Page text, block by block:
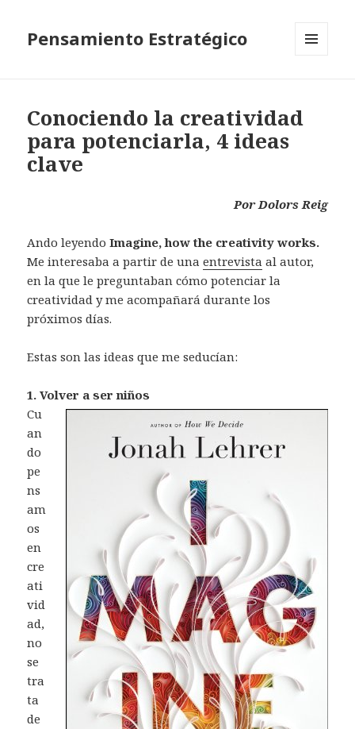
Pensamiento Estratégico
Conociendo la creatividad
para potenciarla, 4 ideas
clave
Por Dolors Reig
Ando leyendoImagine, how the creativity works.
Me interesaba a partir de unaentrevista al autor,
en la que le preguntaban cómo potenciar la
creatividad y me acompañará durante los
próximos días.
Estas son las ideas que me seducían:
1. Volver a ser niños
Cu
an
do
pe
ns
am
os
en
cre
ati
vid
ad,
no
se
tra
ta
de